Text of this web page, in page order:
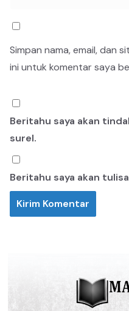
Simpan nama, email, dan
ini untuk komentar saya
Beritahu saya akan
surel.
Beritahu saya akan